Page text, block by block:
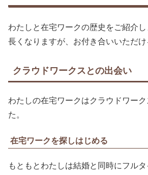
わたしと在宅ワークの歴史をご紹介し
長くなりますが、お付き合いいただけ
クラウドワークスとの出会い
わたしの在宅ワークはクラウドワー
た。
在宅ワークを探しはじめる
もともとわたしは結婚と同時にフルタ